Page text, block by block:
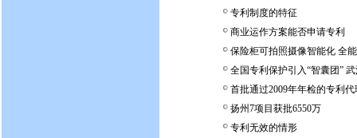
专利制度的特征
商业运作方案能否申请专利
保险柜可拍照摄像智能化 全
全国专利保护引入“智囊团”
首批通过2009年年检的专利
扬州7项目获批6550万
专利无效的情形